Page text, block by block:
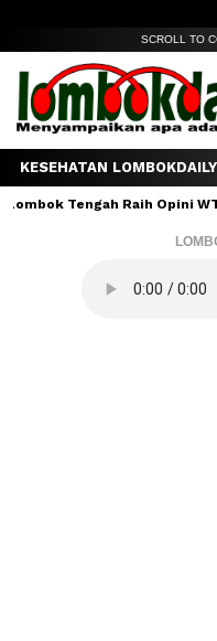
SCROLL TO
KESEHATAN LOMBOKDAILY
Tengah Raih Opini WTP Ke-